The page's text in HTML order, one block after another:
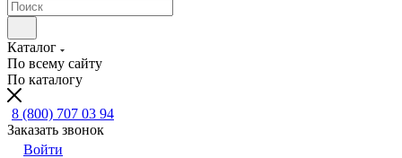
Каталог
По всему сайту
По каталогу
8 (800) 707 03 94
Заказать звонок
Войти